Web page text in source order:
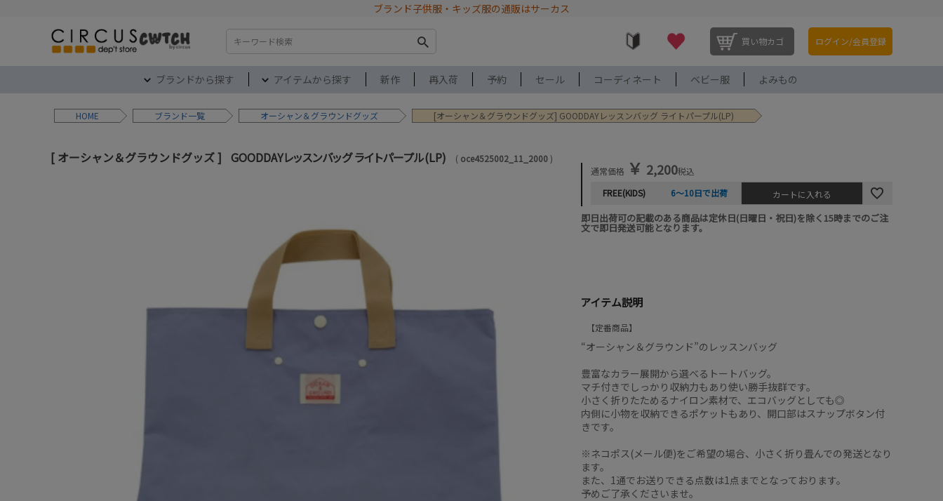
ブランド子供服・キッズ服の通販はサーカス
検索 買い物カゴ ログイン/会員登録
ブランドから探す アイテムから探す 新作 再入荷 予約 セール コーディネート ベビー服 よみもの
HOME ブランド オーシャン＆グラウンドグッズ [オーシャン＆グラウンドグッズ] GOODDAYレッスンバッグ ライトパープル(LP)
オーシャン＆グラウンドグッズ GOODDAYレッスンバッグ ライトパープル(LP) oce4525002_11_2000
通常価格 ￥ 2,200税込
FREE(KIDS)
6～10日で出荷 カートに入れる
即日出荷可の記載のある商品は定休日(日曜日・祝日)を除く15時までのご注
文で即日発送可能となります。
アイテム説明
定番商品
“オーシャン＆グラウンド”のレッスンバッグ
豊富なカラー展開から選べるトートバッグ。
マチ付きでしっかり収納力もあり使い勝手抜群です。
小さく折りたためるナイロン素材で、エコバッグとしても◎
内側に小物を収納できるポケットもあり、開口部はスナップボタン付
きです。
※ネコポス(メール便)をご希望の場合、小さく折り畳んでの発送となり
ます。
また、1通でお送りできる点数は1点までとなっております。
予めご了承くださいませ。